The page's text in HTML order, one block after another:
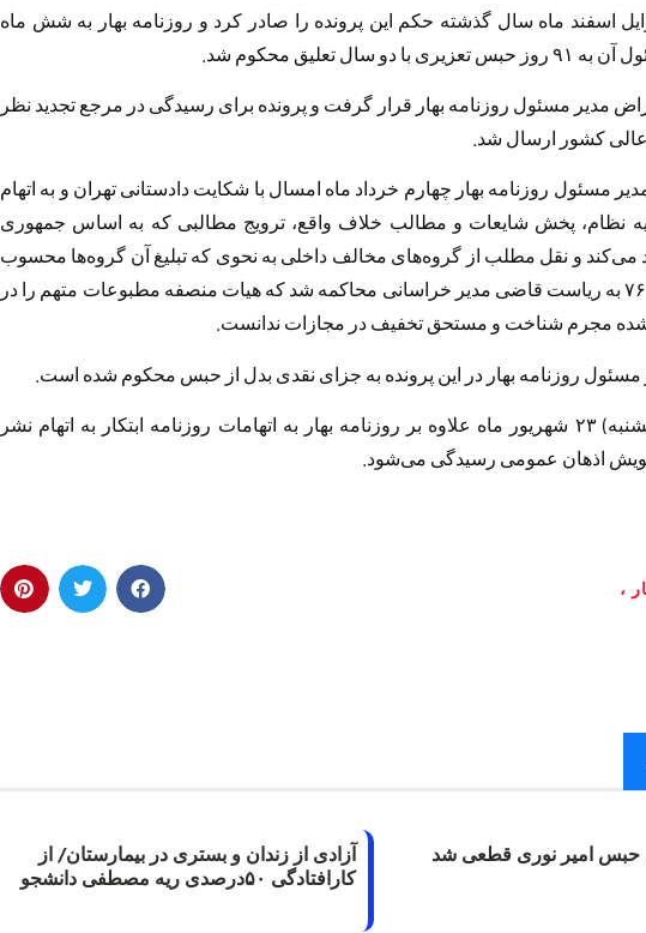
اسفند ماه سال گذشته حکم این پرونده را صادر کرد و روزنامه بهار به شش ماه
سال تعلیق محکوم شد.
مدیر مسئول روزنامه بهار قرار گرفت و پرونده برای رسیدگی در مرجع تجدید نظر
مدیر مسئول روزنامه بهار چهارم خرداد ماه امسال با شکایت دادستانی تهران و به اتهام
نظام، پخش شایعات و مطالب خلاف واقع، ترویج مطالبی که به اساس جمهوری
می‌کند و نقل مطلب از گروه‌های مخالف داخلی به نحوی که تبلیغ آن گروه‌ها محسوب
می‌شود، در شعبه ۷۶ به ریاست قاضی مدیر خراسانی محاکمه شد که هیات منصفه مطبوعات متهم را در
شده مجرم شناخت و مستحق تخفیف در مجازات ندانست.
روزنامه بهار در این پرونده به جزای نقدی بدل از حبس محکوم شده است.
در دادگاه فردا (یکشنبه) ۲۳ شهریور ماه علاوه بر روزنامه بهار به اتهامات روزنامه ابتکار به اتهام نشر
اذهان عمومی رسیدگی می‌شود.
،
امیر نوری قطعی شد
آزادی از زندان و بستری در بیمارستان/ از
کارافتادگی ۵۰درصدی ریه مصطفی دانشجو